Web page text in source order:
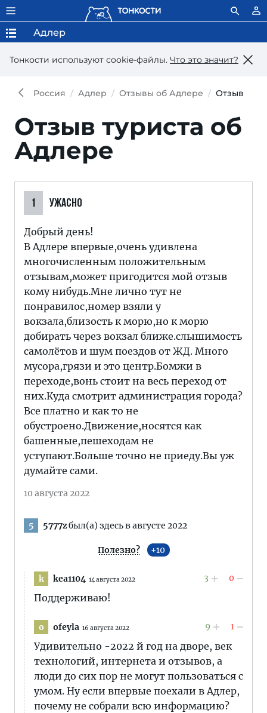
Тонкости используют сookie-файлы. Что это значит?
Адлер
Россия Адлер Отзывы об Адлере Отзыв
Отзыв туриста об
Адлере
1 УЖАСНО
Добрый день!
В Адлере впервые,очень удивлена
многочисленным положительным
отзывам,может пригодится мой отзыв
кому нибудь.Мне лично тут не
понравилос,номер взяли у
вокзала,близость к морю,но к морю
добирать через вокзал ближе.слышимость
самолётов и шум поездов от ЖД. Много
мусора,грязи и это центр.Бомжи в
переходе,вонь стоит на весь переход от
них.Куда смотрит администрация города?
Все платно и как то не
обустроено.Движение,носятся как
башенные,пешеходам не
уступают.Больше точно не приеду.Вы уж
думайте сами.
10 августа 2022
5 5777zбыл(а) здесь в августе 2022
Полезно? 10
k kea1104 14 августа 2022 3 0
Поддерживаю!
o ofeyla 16 августа 2022 9 1
Удивительно -2022 й год на дворе, век
технологий, интернета и отзывов, а
люди до сих пор не могут пользоваться с
умом. Ну если впервые поехали в Адлер,
почему не собрали всю информацию?